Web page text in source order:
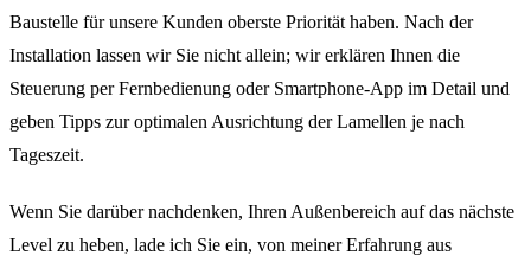
Baustelle für unsere Kunden oberste Priorität haben. Nach der
Installation lassen wir Sie nicht allein; wir erklären Ihnen die
Steuerung per Fernbedienung oder Smartphone-App im Detail und
geben Tipps zur optimalen Ausrichtung der Lamellen je nach
Tageszeit.
Wenn Sie darüber nachdenken, Ihren Außenbereich auf das nächste
Level zu heben, lade ich Sie ein, von meiner Erfahrung aus